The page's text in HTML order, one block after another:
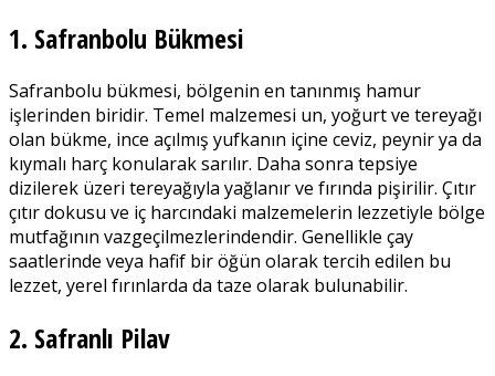
1. Safranbolu Bükmesi
Safranbolu bükmesi, bölgenin en tanınmış hamur
işlerinden biridir. Temel malzemesi un, yoğurt ve tereyağı
olan bükme, ince açılmış yufkanın içine ceviz, peynir ya da
kıymalı harç konularak sarılır. Daha sonra tepsiye
dizilerek üzeri tereyağıyla yağlanır ve fırında pişirilir. Çıtır
çıtır dokusu ve iç harcındaki malzemelerin lezzetiyle bölge
mutfağının vazgeçilmezlerindendir. Genellikle çay
saatlerinde veya hafif bir öğün olarak tercih edilen bu
lezzet, yerel fırınlarda da taze olarak bulunabilir.
2. Safranlı Pilav